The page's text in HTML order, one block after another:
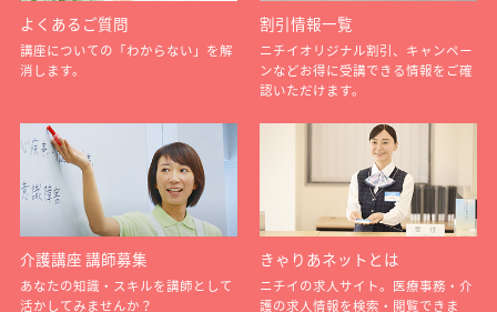
よくあるご質問
講座についての「わからない」を解
消します。
割引情報一覧
ニチイオリジナル割引、キャンペー
ンなどお得に受講できる情報をご確
認いただけます。
介護講座 講師募集
あなたの知識・スキルを講師として
活かしてみませんか？
きゃりあネットとは
ニチイの求人サイト。医療事務・介
護の求人情報を検索・閲覧できま